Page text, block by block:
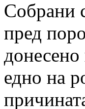
Собрани
пред
донесено
едно на